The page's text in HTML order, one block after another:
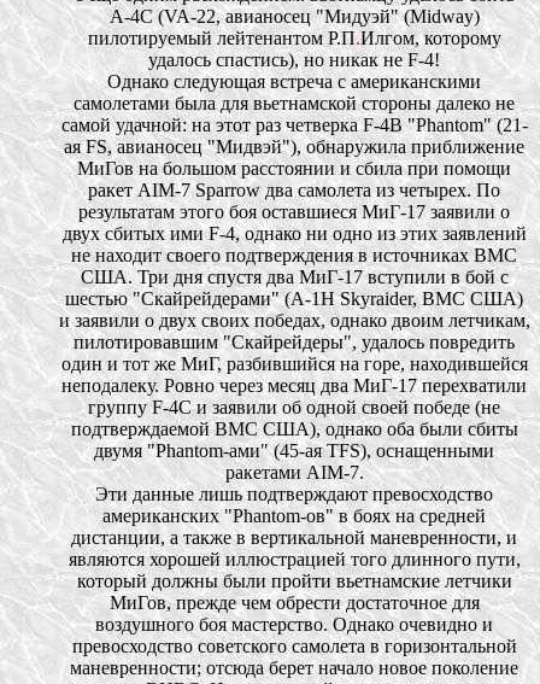
А-4С (VA-22, авианосец "Мидуэй" (Midway)
пилотируемый лейтенантом Р.П.Илгом, которому
удалось спастись), но никак не F-4!
Однако следующая встреча с американскими
самолетами была для вьетнамской стороны далеко не
самой удачной: на этот раз четверка F-4B "Phantom" (21-
ая FS, авианосец "Мидвэй"), обнаружила приближение
МиГов на большом расстоянии и сбила при помощи
ракет AIM-7 Sparrow два самолета из четырех. По
результатам этого боя оставшиеся МиГ-17 заявили о
двух сбитых ими F-4, однако ни одно из этих заявлений
не находит своего подтверждения в источниках ВМС
США. Три дня спустя два МиГ-17 вступили в бой с
шестью "Скайрейдерами" (А-1Н Skyraider, ВМС США)
и заявили о двух своих победах, однако двоим летчикам,
пилотировавшим "Скайрейдеры", удалось повредить
один и тот же МиГ, разбившийся на горе, находившейся
неподалеку. Ровно через месяц два МиГ-17 перехватили
группу F-4С и заявили об одной своей победе (не
подтверждаемой ВМС США), однако оба были сбиты
двумя "Phantom-ами" (45-ая TFS), оснащенными
ракетами AIM-7.
Эти данные лишь подтверждают превосходство
американских "Phantom-ов" в боях на средней
дистанции, а также в вертикальной маневренности, и
являются хорошей иллюстрацией того длинного пути,
который должны были пройти вьетнамские летчики
МиГов, прежде чем обрести достаточное для
воздушного боя мастерство. Однако очевидно и
превосходство советского самолета в горизонтальной
маневренности; отсюда берет начало новое поколение